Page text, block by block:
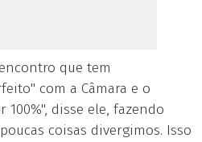
que tem
com a Câmara e o
100%", disse ele, fazendo
coisas divergimos. Isso